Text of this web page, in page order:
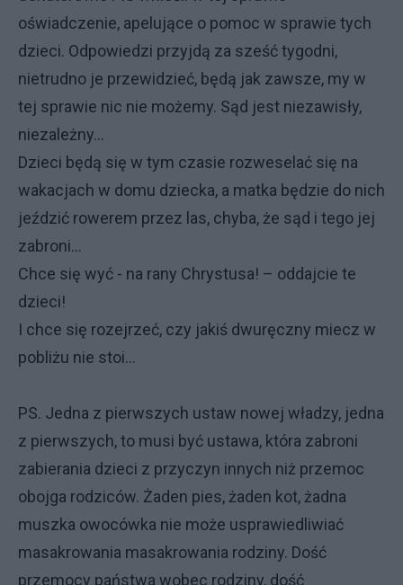
oświadczenie, apelujące o pomoc w sprawie tych
dzieci. Odpowiedzi przyjdą za sześć tygodni,
nietrudno je przewidzieć, będą jak zawsze, my w
tej sprawie nic nie możemy. Sąd jest niezawisły,
niezależny...
Dzieci będą się w tym czasie rozweselać się na
wakacjach w domu dziecka, a matka będzie do nich
jeździć rowerem przez las, chyba, że sąd i tego jej
zabroni...
Chce się wyć - na rany Chrystusa! – oddajcie te
dzieci!
I chce się rozejrzeć, czy jakiś dwuręczny miecz w
pobliżu nie stoi...
PS. Jedna z pierwszych ustaw nowej władzy, jedna
z pierwszych, to musi być ustawa, która zabroni
zabierania dzieci z przyczyn innych niż przemoc
obojga rodziców. Żaden pies, żaden kot, żadna
muszka owocówka nie może usprawiedliwiać
masakrowania masakrowania rodziny. Dość
przemocy państwa wobec rodziny, dość